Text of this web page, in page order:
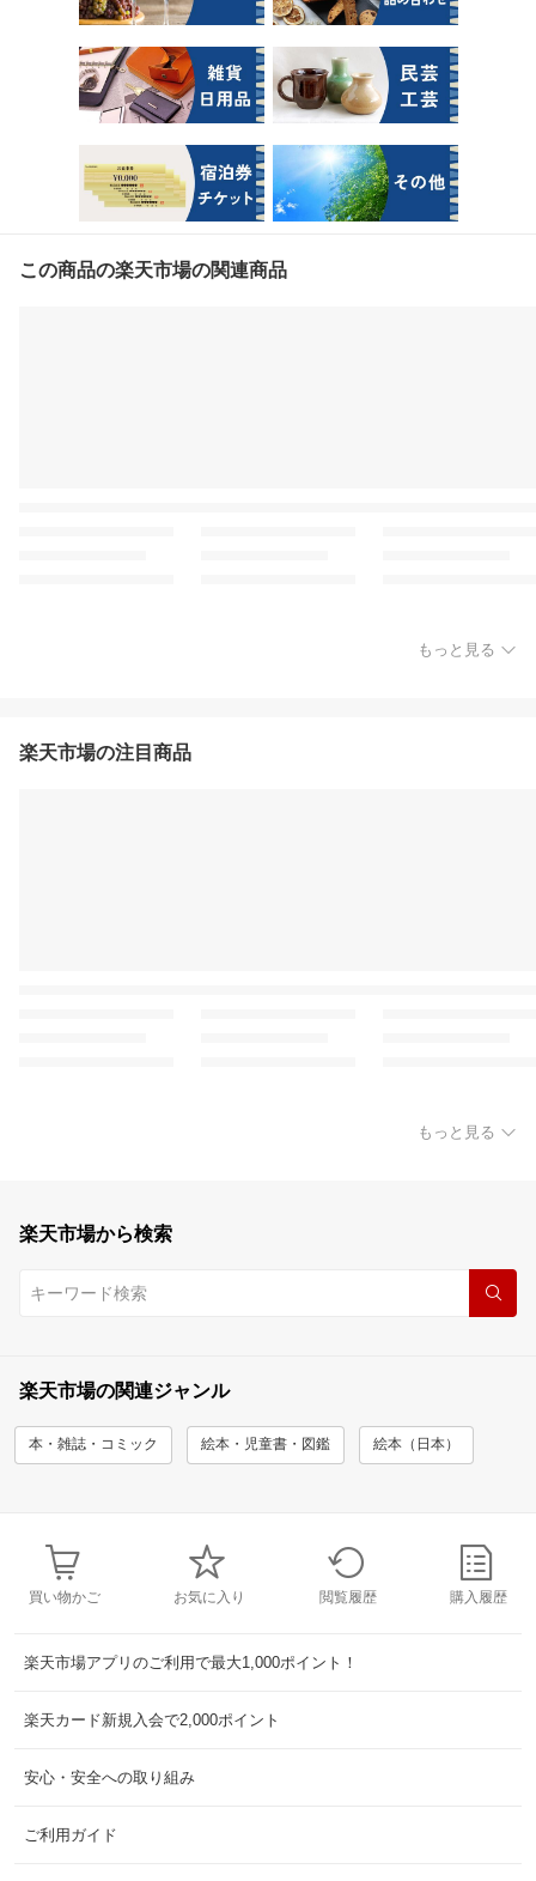
この商品の楽天市場の関連商品
もっと見る
楽天市場の注目商品
もっと見る
楽天市場から検索
楽天市場の関連ジャンル
本・雑誌・コミック 絵本・児童書・図鑑 絵本（日本）
買い物かご お気に入り 閲覧履歴 購入履歴
楽天市場アプリのご利用で最大1,000ポイント！
楽天カード新規入会で2,000ポイント
安心・安全への取り組み
ご利用ガイド